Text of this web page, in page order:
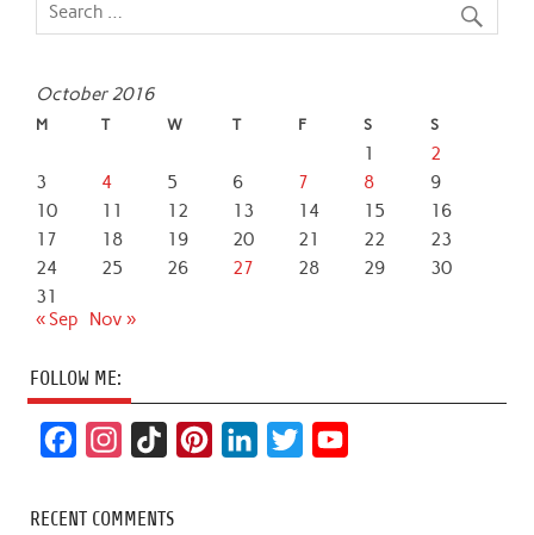
October 2016
M T W T F S S
1
2
3
4 5 6 7 8
9
10
11 12 13 14 15
16
17
18 19 20 21 22
23
24
25 26 27 28 29
30
31
« Sep
Nov »
FOLLOW ME:
c
s
k
RECENT COMMENTS